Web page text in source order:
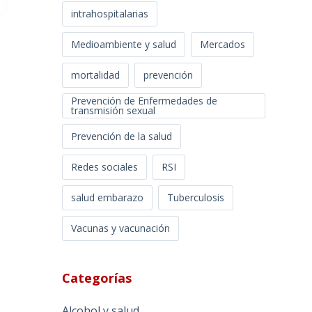
intrahospitalarias
Medioambiente y salud Mercados
mortalidad
prevención
Prevención de Enfermedades de
transmisión sexual
Prevención de la salud
Redes sociales RSI
salud embarazo Tuberculosis
Vacunas y vacunación
Categorías